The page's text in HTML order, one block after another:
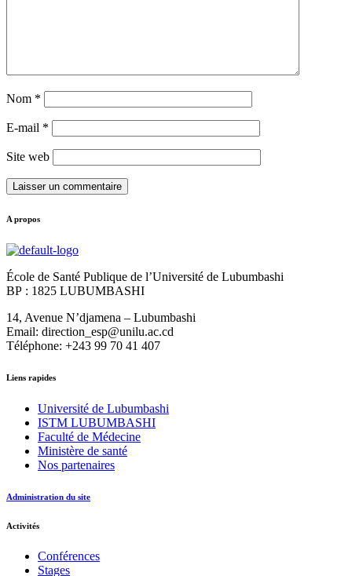
Nom *
E-mail *
Site web
A propos
École de Santé Publique de l’Université de Lubumbashi
BP : 1825 LUBUMBASHI
14, Avenue N’djamena – Lubumbashi
Email: direction_esp@unilu.ac.cd
Téléphone: +243 99 70 41 407
Liens rapides
Université de Lubumbashi
ISTM LUBUMBASHI
Faculté de Médecine
Ministère de santé
Nos partenaires
Administration du site
Activités
Conférences
Stages